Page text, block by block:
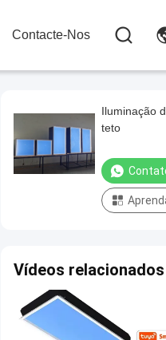
Contacte-Nos
Iluminação
teto
Vídeos relacionados